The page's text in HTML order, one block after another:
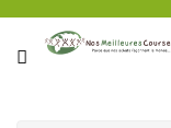
CATÉGORIE